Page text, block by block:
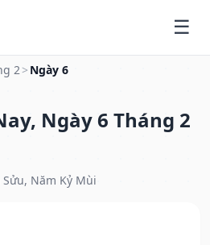
2> Ngày 6
Ngày 6 Tháng 2
Năm Kỷ Mùi